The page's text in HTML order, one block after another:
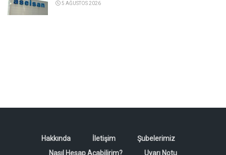
5 AĞUSTOS 2026
Hakkında İletişim
Şubelerimiz
Nasıl Hesap Açabilirim?
Uyarı Notu